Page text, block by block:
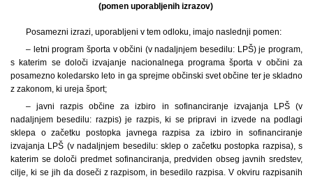
(pomen uporabljenih izrazov)
Posamezni izrazi, uporabljeni v tem odloku, imajo naslednji pomen:
– letni program športa v občini (v nadaljnjem besedilu: LPŠ) je program,
s katerim se določi izvajanje nacionalnega programa športa v občini za
posamezno koledarsko leto in ga sprejme občinski svet občine ter je skladno
z zakonom, ki ureja šport;
– javni razpis občine za izbiro in sofinanciranje izvajanja LPŠ (v
nadaljnjem besedilu: razpis) je razpis, ki se pripravi in izvede na podlagi
sklepa o začetku postopka javnega razpisa za izbiro in sofinanciranje
izvajanja LPŠ (v nadaljnjem besedilu: sklep o začetku postopka razpisa), s
katerim se določi predmet sofinanciranja, predviden obseg javnih sredstev,
cilje, ki se jih da doseči z razpisom, in besedilo razpisa. V okviru razpisanih